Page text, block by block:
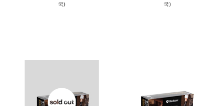
국)
국)